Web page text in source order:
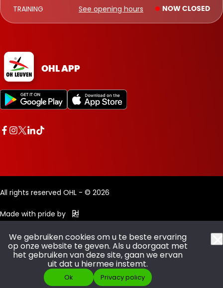
TRAINING See opening hours NOW CLOSED
OHL APP
All rights reserved OHL - © 2026
Made with pride by
We gebruiken cookies om u te beste ervaring
op onze website te geven. Als u doorgaat met
het gebruiken van deze site, gaan we ervan
uit dat u hiermee instemt.
Ok Privacy policy